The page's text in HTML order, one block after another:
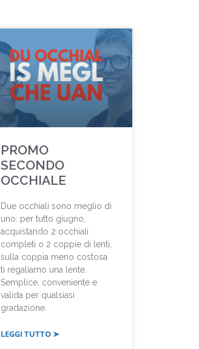
PROMO
SECONDO
OCCHIALE
Due occhiali sono meglio di
uno: per tutto giugno,
acquistando 2 occhiali
completi o 2 coppie di lenti,
sulla coppia meno costosa
ti regaliamo una lente.
Semplice, conveniente e
valida per qualsiasi
gradazione.
LEGGI TUTTO ➤